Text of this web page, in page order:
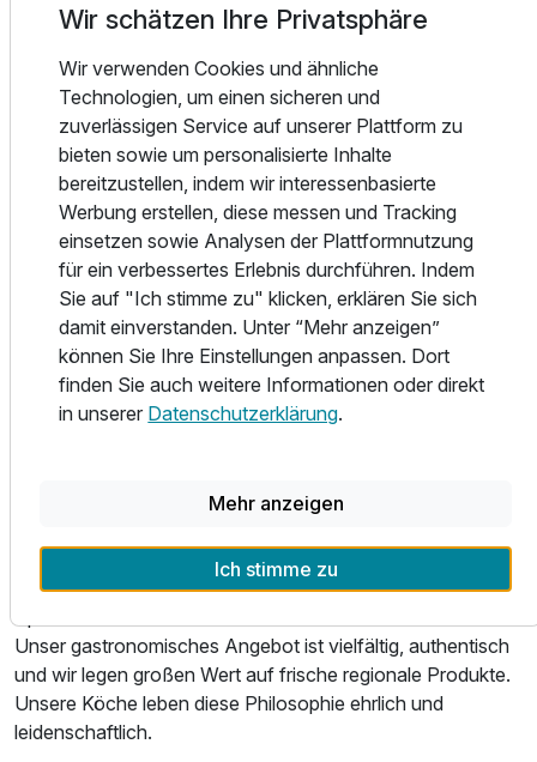
Für 4 Tage p.P. ab395,00 €
Professionalität, Herzlichkeit und persönlichen Service
beweisen, 103 individuelle Zimmer und Suiten, erstklassige
Restaurants & Bars, handgemachte Tagungen und Feste
sowie ein zauberhafter Privatgarten erwarten Sie.
Ihre persönliche Wohlfühlsphäre.
Unsere 103 komfortablen Hotelzimmer und exklusiven
Suiten sind wahre Komfortzonen und
vereinen ein gelungenes Zusammenspiel aus behaglichem
Ambiente und zeitlosem Design. Der Blick geht aus vielen
Zimmern entweder in den Privatgarten des Hotels oder auf
die Dachgärten und verspricht Erholung sowie einen
ruhigen Schlaf.
Seele zu verwöhnen. Ob regionale Spezialitäten,
internationale Klassiker oder gepflegte Weine: Unsere
Unser gastronomisches Angebot ist vielfältig, authentisch
und wir legen großen Wert auf frische regionale Produkte.
Unsere Köche leben diese Philosophie ehrlich und
leidenschaftlich.
Wir schätzen Ihre Privatsphäre
Wir verwenden Cookies und ähnliche
Technologien, um einen sicheren und
zuverlässigen Service auf unserer Plattform zu
bieten sowie um personalisierte Inhalte
bereitzustellen, indem wir interessenbasierte
Werbung erstellen, diese messen und Tracking
einsetzen sowie Analysen der Plattformnutzung
für ein verbessertes Erlebnis durchführen. Indem
Sie auf "Ich stimme zu" klicken, erklären Sie sich
damit einverstanden. Unter “Mehr anzeigen”
können Sie Ihre Einstellungen anpassen. Dort
finden Sie auch weitere Informationen oder direkt
in unserer Datenschutzerklärung.
Mehr anzeigen
Ich stimme zu